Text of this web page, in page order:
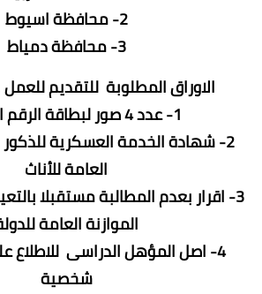
2- محافظة اسيوط
3- محافظة دمياط
الاوراق المطلوبة للتقديم
1- عدد 4 صور لبطاقة الرقم القومى
2- شهادة الخدمة العسكرية
العامة للأناث
3- اقرار بعدم المطالبة مستقبلا
الموازنة العامة
شخصية